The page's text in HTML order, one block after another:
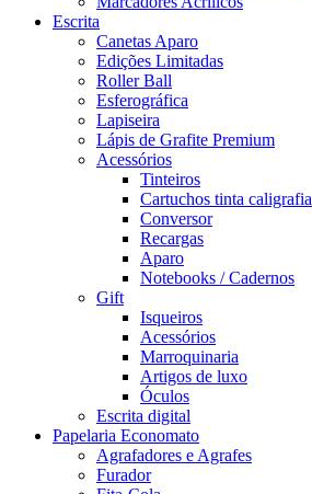
Escrita
Canetas Aparo
Edições Limitadas
Roller Ball
Esferográfica
Lapiseira
Lápis de Grafite Premium
Acessórios
Tinteiros
Cartuchos tinta caligrafia
Conversor
Recargas
Aparo
Notebooks / Cadernos
Gift
Isqueiros
Acessórios
Marroquinaria
Artigos de luxo
Óculos
Escrita digital
Papelaria Economato
Agrafadores e Agrafes
Furador